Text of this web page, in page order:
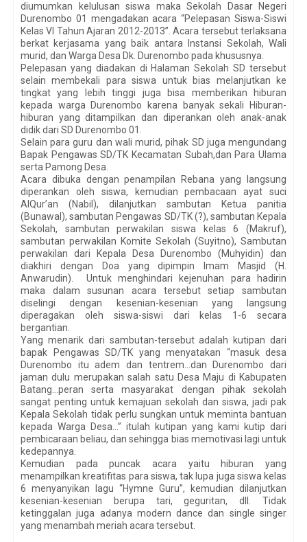
diumumkan kelulusan siswa maka Sekolah Dasar Negeri
Durenombo 01 mengadakan acara “Pelepasan Siswa-Siswi
Kelas VI Tahun Ajaran 2012-2013”. Acara tersebut terlaksana
berkat kerjasama yang baik antara Instansi Sekolah, Wali
murid, dan Warga Desa Dk. Durenombo pada khususnya.
Pelepasan yang diadakan di Halaman Sekolah SD tersebut
selain membekali para siswa untuk bias melanjutkan ke
tingkat yang lebih tinggi juga bisa memberikan hiburan
kepada warga Durenombo karena banyak sekali Hiburan-
hiburan yang ditampilkan dan diperankan oleh anak-anak
didik dari SD Durenombo 01.
Selain para guru dan wali murid, pihak SD juga mengundang
Bapak Pengawas SD/TK Kecamatan Subah,dan Para Ulama
serta Pamong Desa.
Acara dibuka dengan penampilan Rebana yang langsung
diperankan oleh siswa, kemudian pembacaan ayat suci
AlQur’an (Nabil), dilanjutkan sambutan Ketua panitia
(Bunawal), sambutan Pengawas SD/TK (?), sambutan Kepala
Sekolah, sambutan perwakilan siswa kelas 6 (Makruf),
sambutan perwakilan Komite Sekolah (Suyitno), Sambutan
perwakilan dari Kepala Desa Durenombo (Muhyidin) dan
diakhiri dengan Doa yang dipimpin Imam Masjid (H.
Anwarudin).
Untuk menghindari kejenuhan para hadirin
maka dalam susunan acara tersebut setiap sambutan
diselingi dengan kesenian-kesenian yang langsung
diperagakan oleh siswa-siswi dari kelas 1-6 secara
bergantian.
Yang menarik dari sambutan-tersebut adalah kutipan dari
bapak Pengawas SD/TK yang menyatakan “masuk desa
Durenombo itu adem dan tentrem…dan Durenombo dari
jaman dulu merupakan salah satu Desa Maju di Kabupaten
Batang…peran serta masyarakat dengan pihak sekolah
sangat penting untuk kemajuan sekolah dan siswa, jadi pak
Kepala Sekolah tidak perlu sungkan untuk meminta bantuan
kepada Warga Desa…” itulah kutipan yang kami kutip dari
pembicaraan beliau, dan sehingga bias memotivasi lagi untuk
kedepannya.
Kemudian pada puncak acara yaitu hiburan yang
menampilkan kreatifitas para siswa, tak lupa juga siswa kelas
6 menyanyikan lagu “Hymne Guru”, kemudian dilanjutkan
kesenian-kesenian berupa tari, geguritan, dll. Tidak
ketinggalan juga adanya modern dance dan single singer
yang menambah meriah acara tersebut.